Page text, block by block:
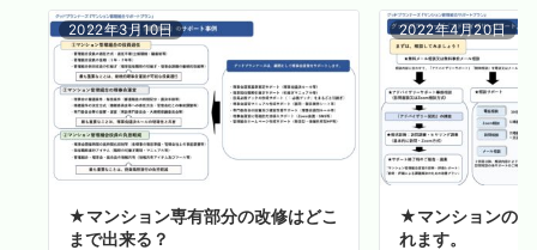
2022年3月10日
★マンション専有部分の改修はどこ
まで出来る？
2022年4月20日
★マンションの
れます。